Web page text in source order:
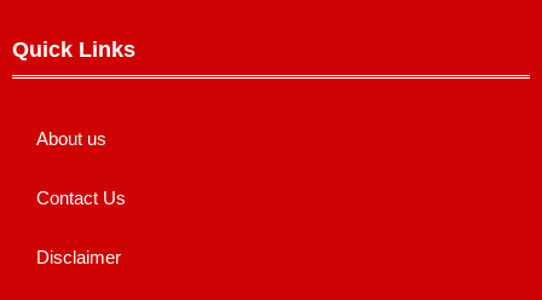
Quick Links
About us
Contact Us
Disclaimer